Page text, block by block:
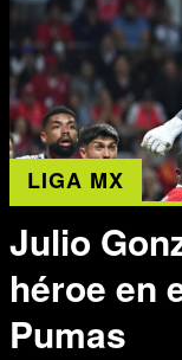
LIGA MX
Julio
héroe en
Pumas